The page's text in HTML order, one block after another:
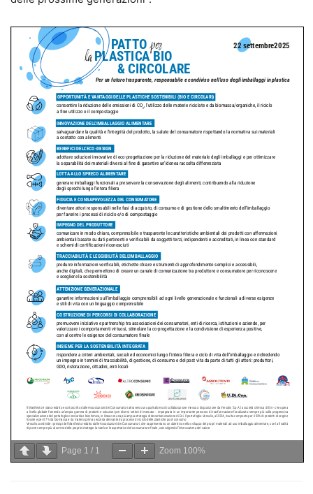
Page 1 / 1 Zoom 100%